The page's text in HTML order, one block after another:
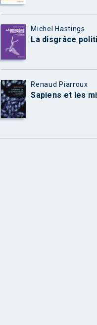
Michel Hastings
La disgrâce
Renaud Piarroux
Sapiens et les